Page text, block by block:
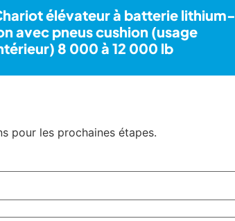
élévateur à batterie lithium-
avec pneus cushion (usage
8 000 à 12 000 lb
pour les prochaines étapes.